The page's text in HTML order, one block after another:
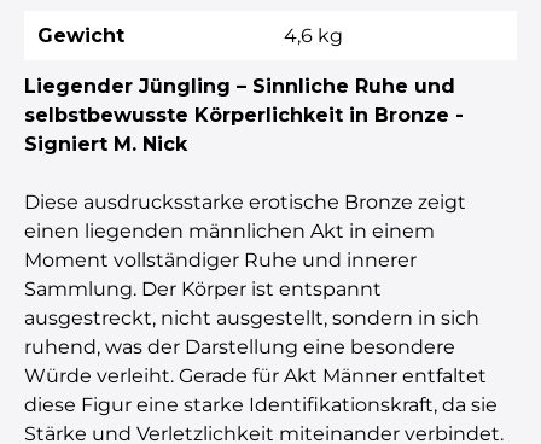
Gewicht 4,6 kg
Liegender Jüngling – Sinnliche Ruhe und
selbstbewusste Körperlichkeit in Bronze -
Signiert M. Nick
Diese ausdrucksstarke erotische Bronze zeigt
einen liegenden männlichen Akt in einem
Moment vollständiger Ruhe und innerer
Sammlung. Der Körper ist entspannt
ausgestreckt, nicht ausgestellt, sondern in sich
ruhend, was der Darstellung eine besondere
Würde verleiht. Gerade für Akt Männer entfaltet
diese Figur eine starke Identifikationskraft, da sie
Stärke und Verletzlichkeit miteinander verbindet.